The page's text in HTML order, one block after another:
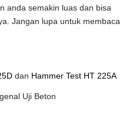
anda semakin luas dan bisa
Jangan lupa untuk membaca
dan Hammer Test HT 225A
Uji Beton